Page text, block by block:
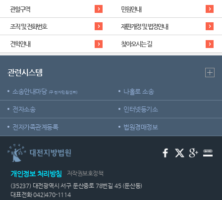
관할구역 민원안내
조직 및 전화번호 재판개정 및 법정안내
견학안내 찾아오시는 길
관련시스템
소송안내마당 (구 전자민원센터) 나홀로 소송
전자소송 인터넷등기소
전자가족관계등록 법원경매정보
개인정보 처리방침
저작권보호정책
(35237) 대전광역시 서구 둔산중로 78번길 45 (둔산동)
대표전화 042)470-1114